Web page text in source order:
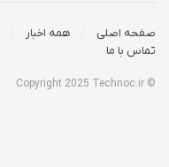
صفحه اصلی همه اخبار
تماس با ما
© Copyright 2025 Technoc.ir